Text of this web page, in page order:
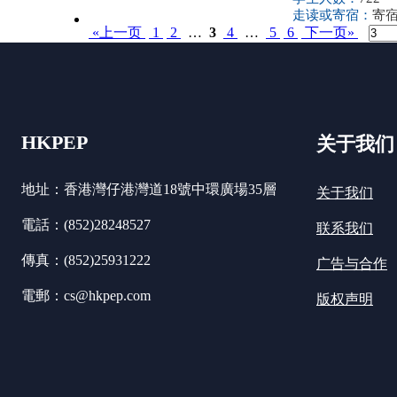
走读或寄宿： 寄
«上一页 1 2 … 3 4 … 5 6 下一页»
HKPEP
地址：香港灣仔港灣道18號中環廣場35層
電話：(852)28248527
傳真：(852)25931222
電郵：cs@hkpep.com
关于我们
关于我们
联系我们
广告与合作
版权声明